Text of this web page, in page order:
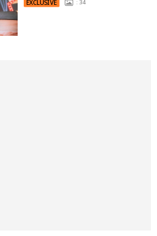
EXCLUSIVE : 34